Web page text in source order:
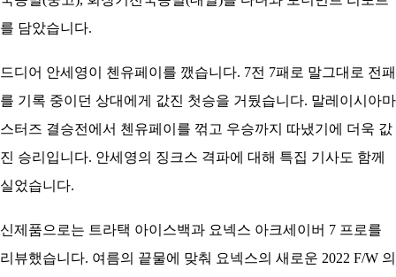
를 담았습니다.
드디어 안세영이 첸유페이를 깼습니다. 7전 7패로 말그대로 전패
를 기록 중이던 상대에게 값진 첫승을 거뒀습니다. 말레이시아마
스터즈 결승전에서 첸유페이를 꺾고 우승까지 따냈기에 더욱 값
진 승리입니다. 안세영의 징크스 격파에 대해 특집 기사도 함께
실었습니다.
신제품으로는 트라택 아이스백과 요넥스 아크세이버 7 프로를
리뷰했습니다. 여름의 끝물에 맞춰 요넥스의 새로운 2022 F/W 의